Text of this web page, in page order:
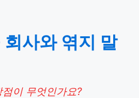
사와 엮지 말
이 무엇인가요?